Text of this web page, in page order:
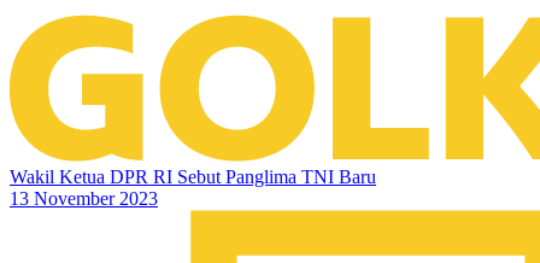
Wakil Ketua DPR RI Sebut Panglima TNI Baru
13 November 2023